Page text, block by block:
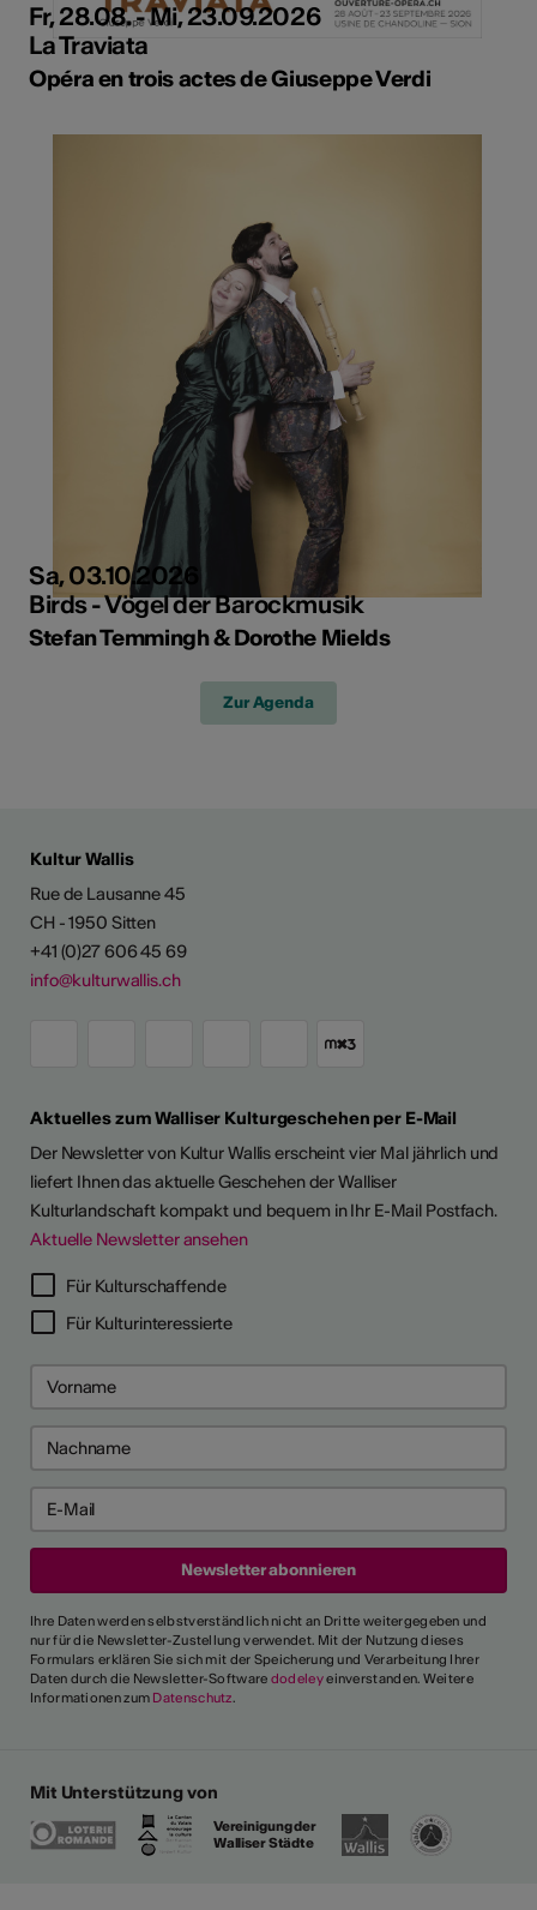
Fr, 28.08. - Mi, 23.09.2026
La Traviata
Opéra en trois actes de Giuseppe Verdi
Sa, 03.10.2026
Birds - Vögel der Barockmusik
Stefan Temmingh & Dorothe Mields
Zur Agenda
Kultur Wallis
Rue de Lausanne 45
CH - 1950 Sitten
+41 (0)27 606 45 69
info@kulturwallis.ch
Aktuelles zum Walliser Kulturgeschehen per E-Mail
Der Newsletter von Kultur Wallis erscheint vier Mal jährlich und
liefert Ihnen das aktuelle Geschehen der Walliser
Kulturlandschaft kompakt und bequem in Ihr E-Mail Postfach.
Aktuelle Newsletter ansehen
Für Kulturschaffende
Für Kulturinteressierte
Ihre Daten werden selbstverständlich nicht an Dritte weitergegeben und
nur für die Newsletter-Zustellung verwendet. Mit der Nutzung dieses
Formulars erklären Sie sich mit der Speicherung und Verarbeitung Ihrer
Daten durch die Newsletter-Software dodeleyeinverstanden. Weitere
Informationen zum Datenschutz.
Mit Unterstützung von
Vereinigung der
Walliser Städte